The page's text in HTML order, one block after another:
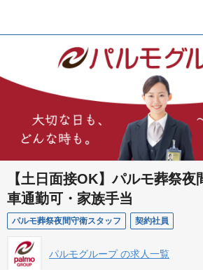
【土日面接OK】パルモ葬祭
車通勤可・家族手当
パルモ葬祭夜間守衛スタッフ 契約社員
パルモグループ の求人一覧